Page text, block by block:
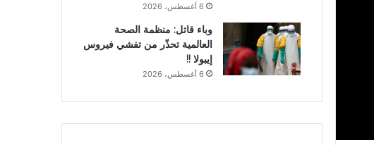
6 أغسطس، 2026
وباء قاتل: منظمة الصحة
العالمية تحذّر من تفشي فيروس
إيبولا !!
6 أغسطس، 2026